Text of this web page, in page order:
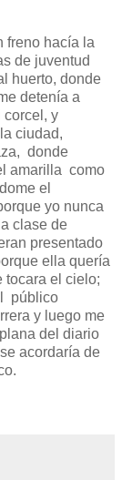
freno hacía la
de juventud
huerto, donde
detenía a
y
ciudad,
donde
amarilla como
el
yo nunca
clase de
presentado
ella quería
tocara el cielo;
público
y luego me
del diario
acordaría de